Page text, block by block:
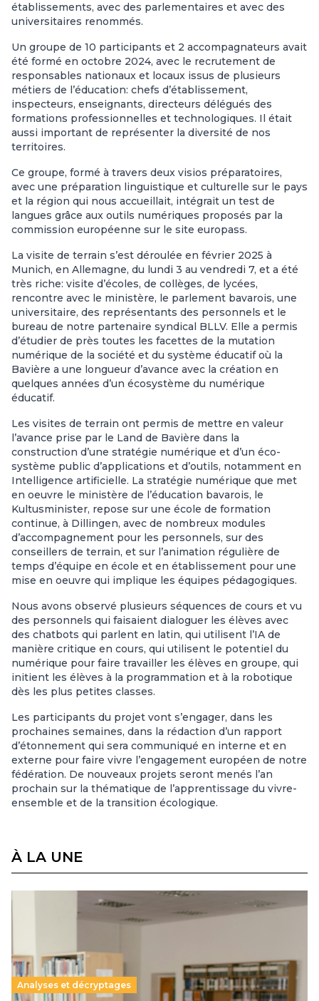
établissements, avec des parlementaires et avec des
universitaires renommés.
Un groupe de 10 participants et 2 accompagnateurs avait
été formé en octobre 2024, avec le recrutement de
responsables nationaux et locaux issus de plusieurs
métiers de l’éducation: chefs d’établissement,
inspecteurs, enseignants, directeurs délégués des
formations professionnelles et technologiques. Il était
aussi important de représenter la diversité de nos
territoires.
Ce groupe, formé à travers deux visios préparatoires,
avec une préparation linguistique et culturelle sur le pays
et la région qui nous accueillait, intégrait un test de
langues grâce aux outils numériques proposés par la
commission européenne sur le site europass.
La visite de terrain s’est déroulée en février 2025 à
Munich, en Allemagne, du lundi 3 au vendredi 7, et a été
très riche: visite d’écoles, de collèges, de lycées,
rencontre avec le ministère, le parlement bavarois, une
universitaire, des représentants des personnels et le
bureau de notre partenaire syndical BLLV. Elle a permis
d’étudier de près toutes les facettes de la mutation
numérique de la société et du système éducatif où la
Bavière a une longueur d’avance avec la création en
quelques années d’un écosystème du numérique
éducatif.
Les visites de terrain ont permis de mettre en valeur
l’avance prise par le Land de Bavière dans la
construction d’une stratégie numérique et d’un éco-
système public d’applications et d’outils, notamment en
Intelligence artificielle. La stratégie numérique que met
en oeuvre le ministère de l’éducation bavarois, le
Kultusminister, repose sur une école de formation
continue, à Dillingen, avec de nombreux modules
d’accompagnement pour les personnels, sur des
conseillers de terrain, et sur l’animation régulière de
temps d’équipe en école et en établissement pour une
mise en oeuvre qui implique les équipes pédagogiques.
Nous avons observé plusieurs séquences de cours et vu
des personnels qui faisaient dialoguer les élèves avec
des chatbots qui parlent en latin, qui utilisent l’IA de
manière critique en cours, qui utilisent le potentiel du
numérique pour faire travailler les élèves en groupe, qui
initient les élèves à la programmation et à la robotique
dès les plus petites classes.
Les participants du projet vont s’engager, dans les
prochaines semaines, dans la rédaction d’un rapport
d’étonnement qui sera communiqué en interne et en
externe pour faire vivre l’engagement européen de notre
fédération. De nouveaux projets seront menés l’an
prochain sur la thématique de l’apprentissage du vivre-
ensemble et de la transition écologique.
À LA UNE
Analyses et décryptages